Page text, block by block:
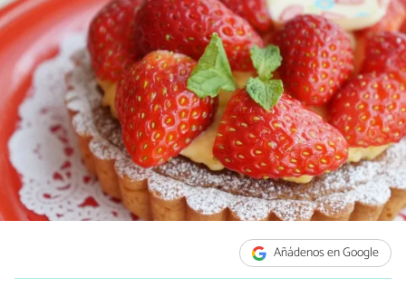
Añádenos en Google